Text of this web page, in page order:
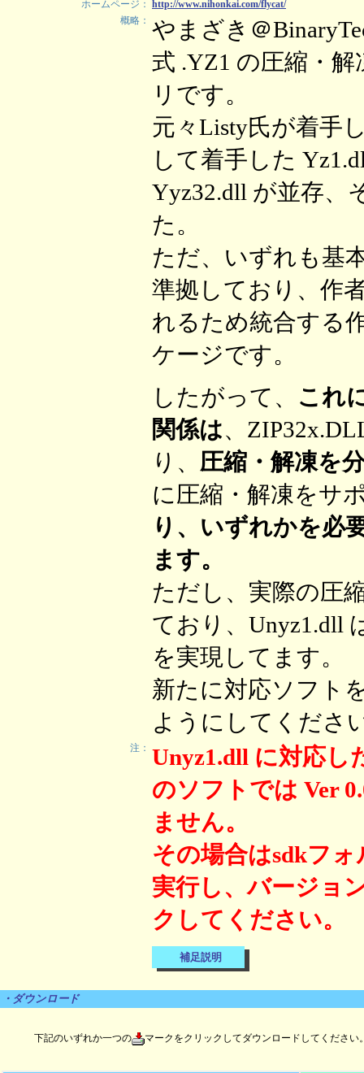
ホームページ： http://www.nihonkai.com/flycat/
概略： やまざき＠
式 .YZ1 の圧縮・
リです。
元々Listy氏が着手
して着手した
Yyz32.dll が並存、
た。
ただ、いずれも基
準拠しており、作
れるため統合する
ケージです。
したがって、 これ
関係は、
り、 圧縮・解凍を
に圧縮・解凍をサ
り、いずれかを必
ます。
ただし、実際の圧
ており、Unyz1.dll
を実現してます。
新たに対応ソフト
ようにしてくださ
注： Unyz1.dll に対応し
のソフトでは Ver
ません。
その場合はsdkフォ
実行し、バージョ
クしてください。
補足説明
・ダウンロード
下記のいずれか一つの マークをクリックしてダウンロードしてください